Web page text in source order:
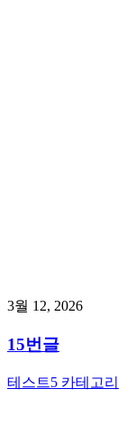
3월 12, 2026
15번글
테스트5 카테고리